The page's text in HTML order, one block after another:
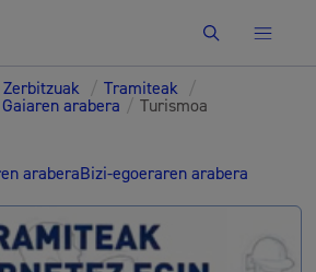
Bilatu
/ Tramiteak /
arabera / Turismoa
araberaBizi-egoeraren arabera